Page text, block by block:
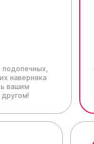
подопечных,
наверняка
вашим